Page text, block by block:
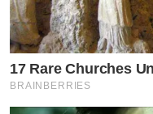
17 Rare Churches
BRAINBERRIES